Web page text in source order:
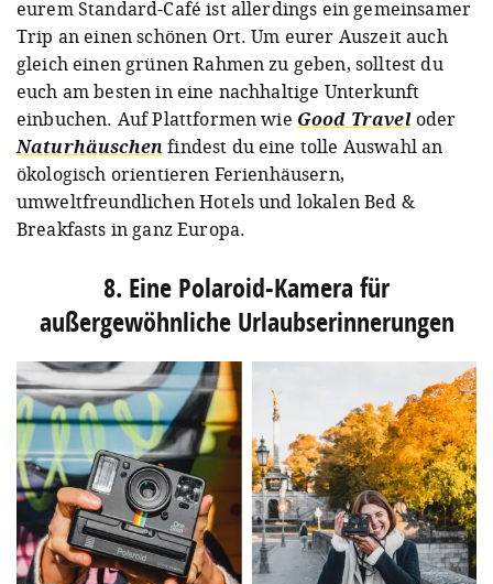
eurem Standard-Café ist allerdings ein gemeinsamer
Trip an einen schönen Ort. Um eurer Auszeit auch
gleich einen grünen Rahmen zu geben, solltest du
euch am besten in eine nachhaltige Unterkunft
einbuchen. Auf Plattformen wie Good Traveloder
Naturhäuschenfindest du eine tolle Auswahl an
ökologisch orientieren Ferienhäusern,
umweltfreundlichen Hotels und lokalen Bed &
Breakfasts in ganz Europa.
8. Eine Polaroid-Kamera für
außergewöhnliche Urlaubserinnerungen